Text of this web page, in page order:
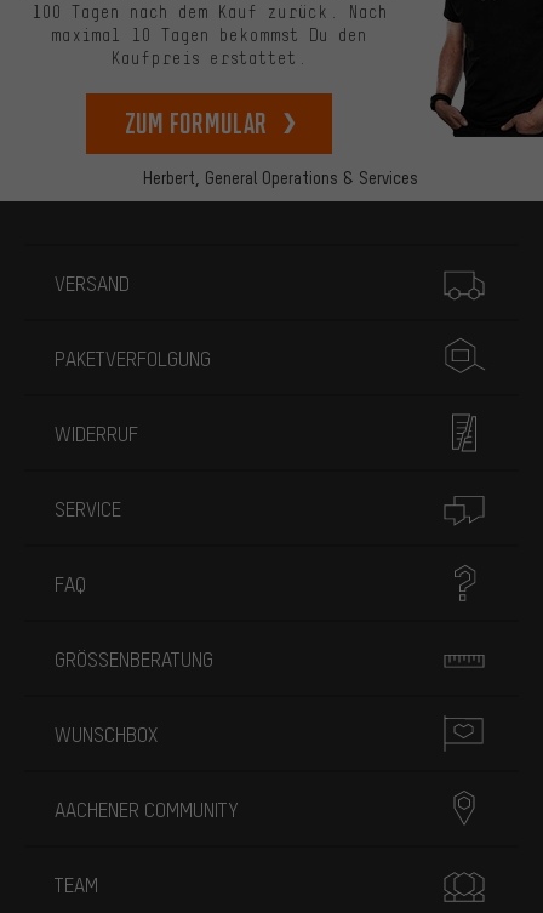
Herbert, General Operations & Services
100 Tagen nach dem Kauf zurück. Nach
maximal 10 Tagen bekommst Du den
Kaufpreis erstattet.
zum Formular
VERSAND
PAKETVERFOLGUNG
WIDERRUF
SERVICE
FAQ
GRÖSSENBERATUNG
WUNSCHBOX
AACHENER COMMUNITY
TEAM